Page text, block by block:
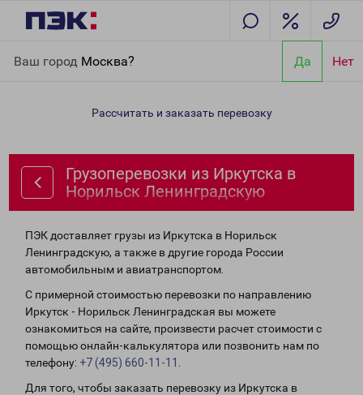
Ваш город Москва? Да Нет
Норильск Ленинградскую
Рассчитать и заказать перевозку
Грузоперевозки из Иркутска в
Норильск Ленинградскую
ПЭК доставляет грузы из Иркутска в Норильск
Ленинградскую, а также в другие города России
автомобильным и авиатранспортом.
С примерной стоимостью перевозки по направлению
Иркутск - Норильск Ленинградская вы можете
ознакомиться на сайте, произвести расчет стоимости с
помощью онлайн-калькулятора или позвонить нам по
телефону: +7 (495) 660-11-11
Для того, чтобы заказать перевозку из Иркутска в